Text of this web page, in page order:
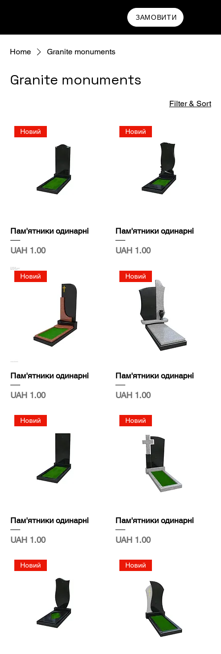
ЗАМОВИТИ
Home Granite monuments
Granite monuments
Filter & Sort
Новий
Пам'ятники одинарні
Price
UAH 1.00
Новий
Пам'ятники одинарні
Price
UAH 1.00
Новий
Пам'ятники одинарні
Price
UAH 1.00
Новий
Пам'ятники одинарні
Price
UAH 1.00
Новий
Пам'ятники одинарні
Price
UAH 1.00
Новий
Пам'ятники одинарні
Price
UAH 1.00
Новий Новий